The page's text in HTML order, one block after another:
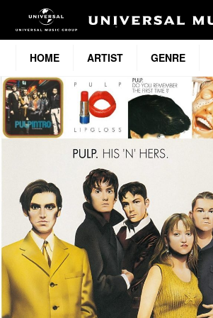
HOME ARTIST GENRE